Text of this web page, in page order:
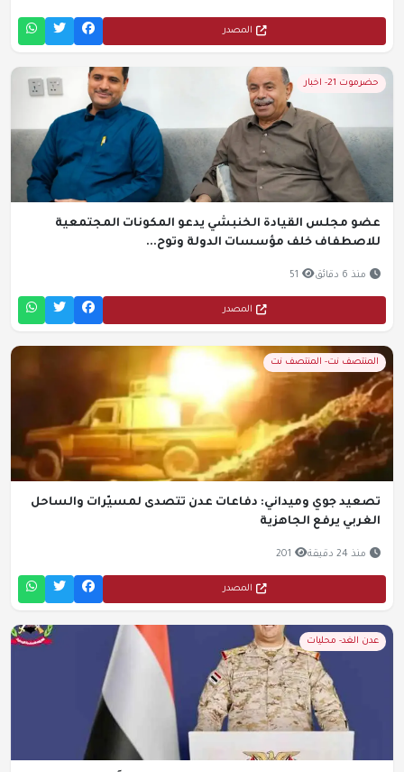
المصدر
حضرموت 21- اخبار
عضو مجلس القيادة الخنبشي يدعو المكونات المجتمعية
للاصطفاف خلف مؤسسات الدولة وتوح...
منذ 6 دقائق 51
المصدر
المنتصف نت- المنتصف نت
تصعيد جوي وميداني: دفاعات عدن تتصدى لمسيّرات والساحل
الغربي يرفع الجاهزية
منذ 24 دقيقة 201
المصدر
عدن الغد- محليات